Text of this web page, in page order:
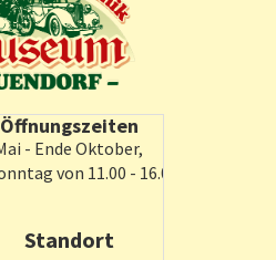
Öffnungszeiten
- Ende Oktober,
von 11.00 - 16.00 Uhr
Standort